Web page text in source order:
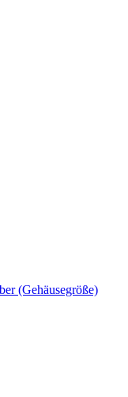
(Gehäusegröße)